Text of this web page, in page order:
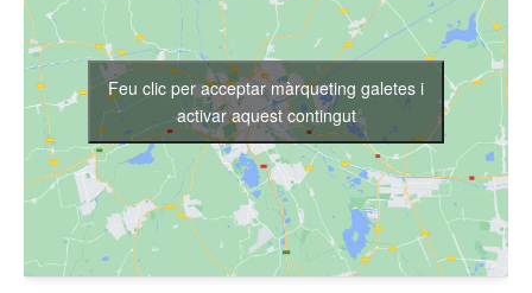
Feu clic per acceptar màrqueting galetes i
activar aquest contingut